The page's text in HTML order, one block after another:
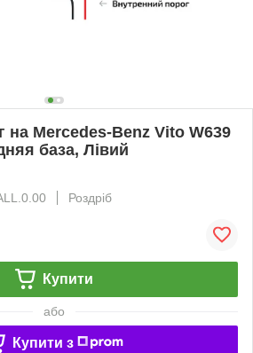
на Mercedes-Benz Vito W639
база, Лівий
Роздріб
Купити
або
Купити з